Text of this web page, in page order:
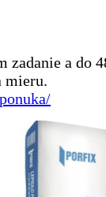
a do
mieru.